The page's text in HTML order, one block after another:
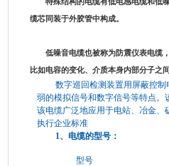
缆芯同装于外胶管中构成。
低噪音电缆也被称为防震仪表电缆，
比如电容的变化、介质本身内部分子之
数字巡回检测装置用屏蔽控
弱的模拟信号和数字信号等特点。
该电缆广泛地应用于电站、冶金
执行企业标准
1、电缆的型号：
型号